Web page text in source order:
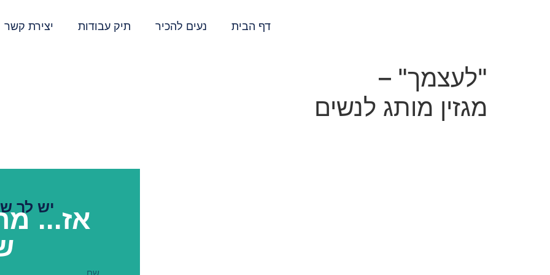
דף הבית נעים להכיר תיק עבודות יצירת קשר
"לעצמך" –
מגזין מותג לנשים
יש לך
אז...